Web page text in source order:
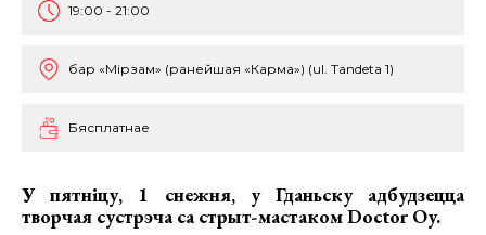
19:00 - 21:00
бар «Мірзам» (ранейшая «Карма») (ul. Tandeta 1)
Бясплатнае
У пятніцу, 1 снежня, у Гданьску адбудзецца
творчая сустрэча са стрыт-мастаком Doctor Oy.